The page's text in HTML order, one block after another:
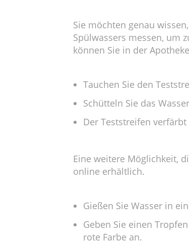
Sie möchten genau
Spülwassers messen, um
können Sie in der
Tauchen Sie den
Schütteln Sie das
Der Teststreifen
Eine weitere Möglichkeit,
online erhältlich.
Gießen Sie Wasser in
Geben Sie einen
rote Farbe an.